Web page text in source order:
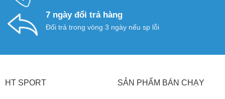
7 ngày đổi trả hàng
Đổi trả trong vòng 3 ngày nếu sp lỗi
HT SPORT SẢN PHẨM BÁN CHẠY